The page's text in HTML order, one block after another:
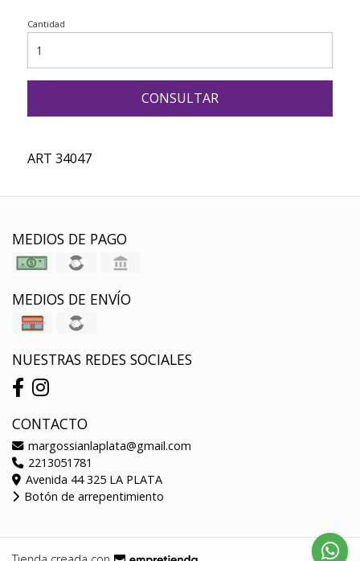
Cantidad
CONSULTAR
ART 34047
MEDIOS DE PAGO
MEDIOS DE ENVÍO
NUESTRAS REDES SOCIALES
CONTACTO
margossianlaplata@gmail.com
2213051781
Avenida 44 325 LA PLATA
Botón de arrepentimiento